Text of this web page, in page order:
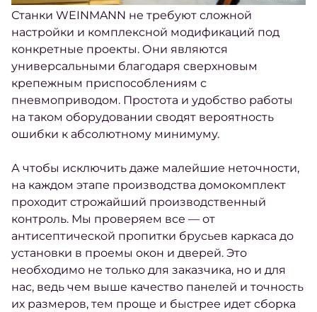
Станки WEINMANN не требуют сложной
настройки и комплексной модификаций под
конкретные проекты. Они являются
универсальными благодаря сверхновым
крепежным приспособлениям с
пневмоприводом. Простота и удобство работы
на таком оборудовании сводят вероятность
ошибки к абсолютному минимуму.
А чтобы исключить даже малейшие неточности,
на каждом этапе производства домокомплект
проходит строжайший производственный
контроль. Мы проверяем все — от
антисептической пропитки брусьев каркаса до
установки в проемы окон и дверей. Это
необходимо не только для заказчика, но и для
нас, ведь чем выше качество панелей и точность
их размеров, тем проще и быстрее идет сборка